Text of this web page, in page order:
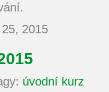
2015
úvodní kurz